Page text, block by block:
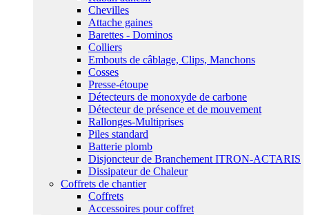
Chevilles
Attache gaines
Barettes - Dominos
Colliers
Embouts de câblage, Clips, Manchons
Cosses
Presse-étoupe
Détecteurs de monoxyde de carbone
Détecteur de présence et de mouvement
Rallonges-Multiprises
Piles standard
Batterie plomb
Disjoncteur de Branchement ITRON-ACTARIS
Dissipateur de Chaleur
Coffrets de chantier
Coffrets
Accessoires pour coffret